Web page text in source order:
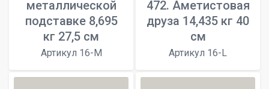
металлической
подставке 8,695
кг 27,5 см
Артикул 16-M
472. Аметистовая
друза 14,435 кг 40
см
Артикул 16-L